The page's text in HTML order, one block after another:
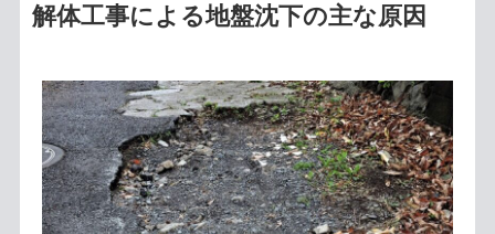
解体工事による地盤沈下の主な原因